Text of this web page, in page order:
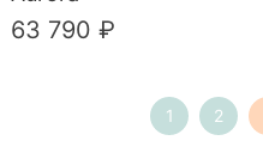
63 790 ₽
1 2